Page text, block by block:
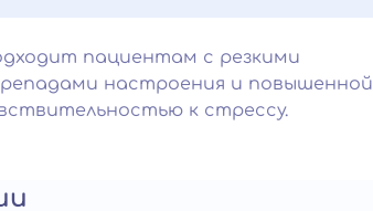
пациентам с резкими
настроения и повышенной
к стрессу.